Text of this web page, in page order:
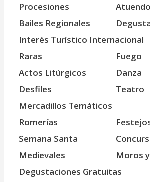
Procesiones
Bailes Regionales
Interés Turístico Internacional
Raras
Fuego
Actos Litúrgicos
Danza
Desfiles
Teatro
Mercadillos Temáticos
Romerías
Semana Santa
Medievales
Moros
Degustaciones Gratuitas